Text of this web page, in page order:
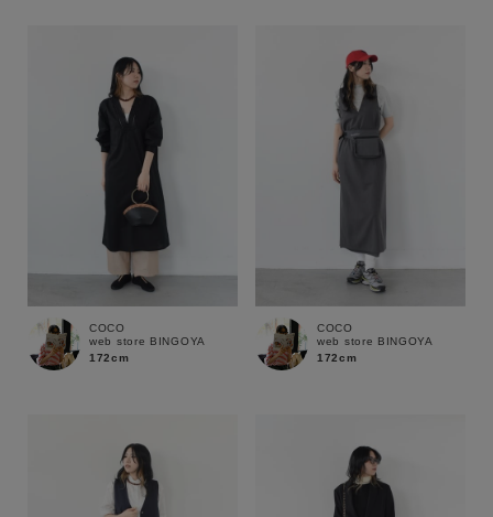
MENS
カテゴリ
サイズ
COCO
web store BINGOYA
172cm
COCO
web store BINGOYA
172cm